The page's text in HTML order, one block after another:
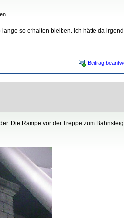
so erhalten bleiben. Ich hätte da
Beitrag
Die Rampe vor der Treppe zum